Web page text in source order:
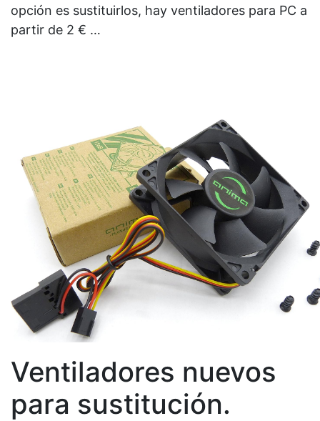
opción es sustituirlos, hay ventiladores para PC a
partir de 2 € …
Ventiladores nuevos
para sustitución.